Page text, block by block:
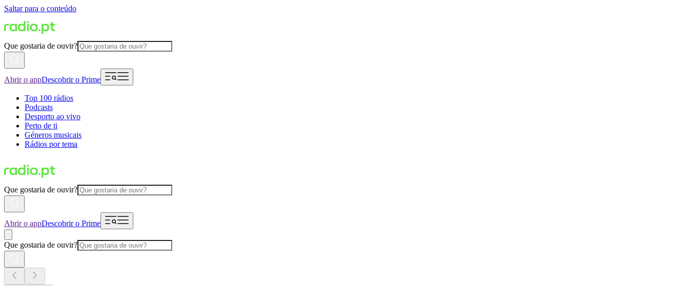
Saltar para o conteúdo
Que gostaria de ouvir?
Abrir o appDescobrir o Prime
Top 100 rádios
Podcasts
Desporto ao vivo
Perto de ti
Géneros musicais
Rádios por tema
Que gostaria de ouvir?
Abrir o appDescobrir o Prime
Que gostaria de ouvir?